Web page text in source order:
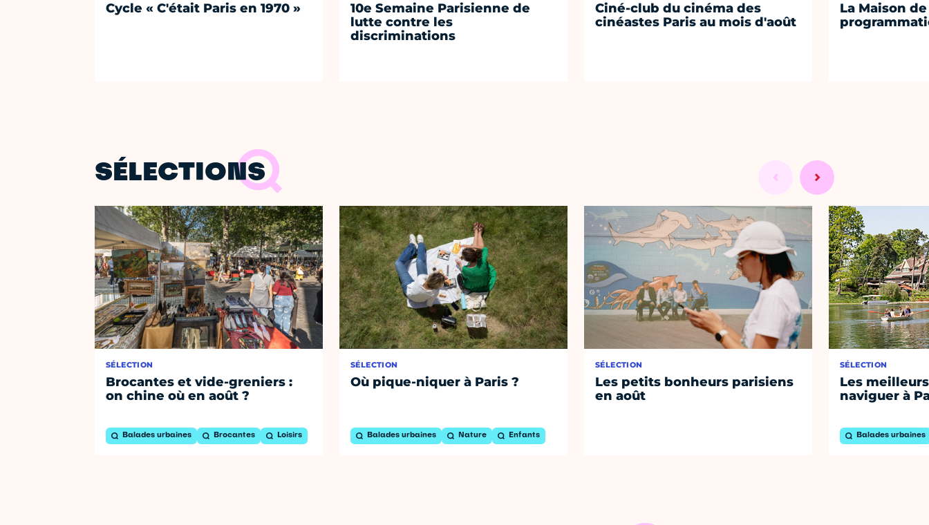
Cycle « C'était Paris en 1970 »
10e Semaine Parisienne de
lutte contre les
discriminations
Ciné-club du cinéma des
cinéastes Paris au mois d'août
La Maison
SÉLECTIONS
SÉLECTION
Brocantes et vide-greniers :
on chine où en août ?
Balades urbaines Brocantes Loisirs
SÉLECTION
Où pique-niquer à Paris ?
Balades urbaines Nature Enfants
SÉLECTION
Les petits bonheurs parisiens
en août
SÉLECTION
Les
naviguer à
Balades urbaines